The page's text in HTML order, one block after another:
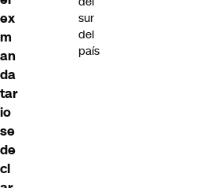
ex
m
an
da
tar
io
se
de
cl
sur
del
país